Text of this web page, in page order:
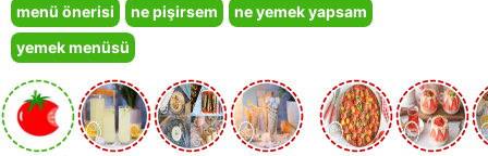
menü önerisi
ne pişirsem
ne yemek yapsam
yemek menüsü